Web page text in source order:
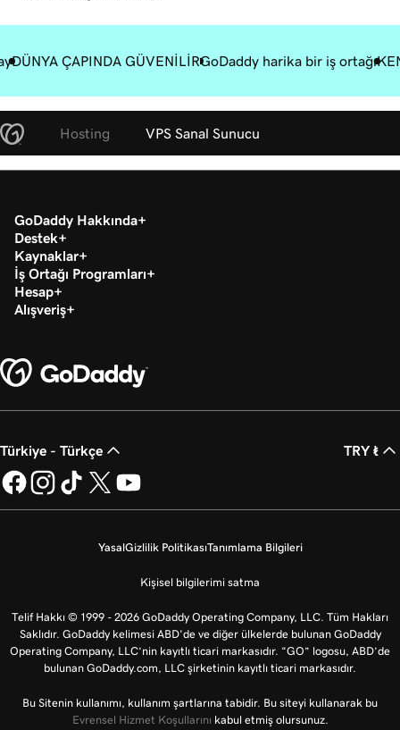
DÜNYA ÇAPINDA GÜVENİLİRGoDaddy harika bir iş ortağı
Hosting VPS Sanal Sunucu
GoDaddy Hakkında
Destek
Kaynaklar
İş Ortağı Programları
Hesap
Alışveriş
Türkiye - Türkçe TRY ₺
YasalGizlilik PolitikasıTanımlama Bilgileri
Kişisel bilgilerimi satma
Telif Hakkı © 1999 - 2026 GoDaddy Operating Company, LLC. Tüm Hakları
Saklıdır. GoDaddy kelimesi ABD'de ve diğer ülkelerde bulunan GoDaddy
Operating Company, LLC’nin kayıtlı ticari markasıdır. “GO” logosu, ABD’de
bulunan GoDaddy.com, LLC şirketinin kayıtlı ticari markasıdır.
Bu Sitenin kullanımı, kullanım şartlarına tabidir. Bu siteyi kullanarak bu
Evrensel Hizmet Koşullarını kabul etmiş olursunuz.